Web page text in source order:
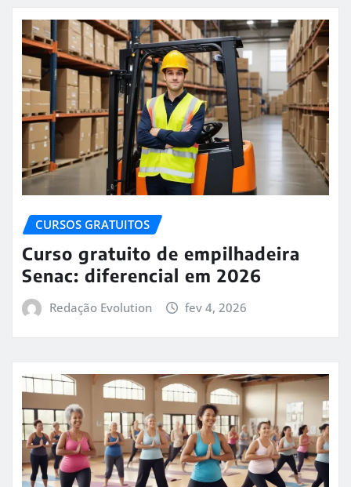
CURSOS GRATUITOS
Curso gratuito de empilhadeira
Senac: diferencial em 2026
Redação Evolution fev 4, 2026